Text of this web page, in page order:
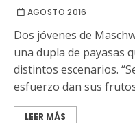
AGOSTO 2016
Dos jóvenes de
una dupla de payasas
distintos escenarios.
esfuerzo dan sus
LEER MÁS